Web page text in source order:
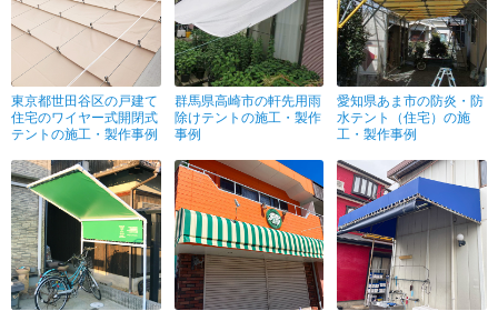
東京都世田谷区の戸建て
住宅のワイヤー式開閉式
テントの施工・製作事例
群馬県高崎市の軒先用雨
除けテントの施工・製作
事例
愛知県あま市の防炎・防
水テント（住宅）の施
工・製作事例